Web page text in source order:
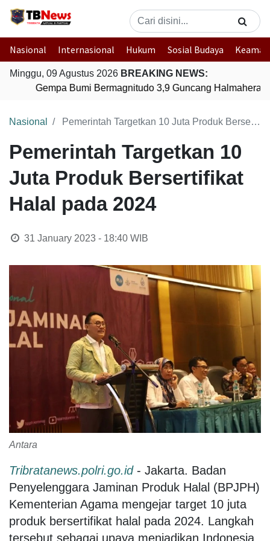
Nasional Internasional Hukum Sosial Budaya
Minggu, 09 Agustus 2026 BREAKING NEWS:
Gempa Bumi Bermagnitudo 3,9 Guncang Halmahera
Nasional Pemerintah Targetkan 10 Juta Produk Bersertifikat Halal pada 2024
Pemerintah Targetkan 10
Juta Produk Bersertifikat
Halal pada 2024
31 January 2023 - 18:40WIB
Antara
Tribratanews.polri.go.id - Jakarta. Badan
Penyelenggara Jaminan Produk Halal (BPJPH)
Kementerian Agama mengejar target 10 juta
produk bersertifikat halal pada 2024. Langkah
tersebut sebagai upaya menjadikan Indonesia